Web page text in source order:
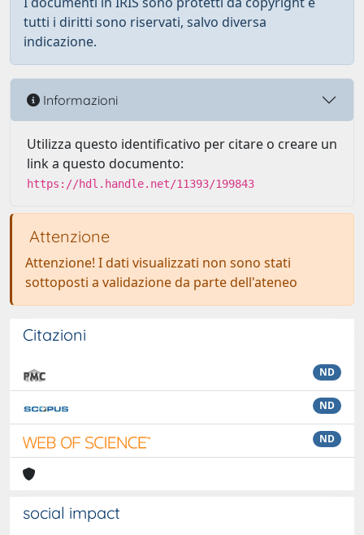
tutti i diritti sono riservati, salvo diversa
indicazione.
Informazioni
Utilizza questo identificativo per citare o creare un
link a questo documento:
https://hdl.handle.net/11393/199843
Attenzione
Attenzione! I dati visualizzati non sono stati
sottoposti a validazione da parte dell'ateneo
Citazioni
ND
ND
ND
social impact